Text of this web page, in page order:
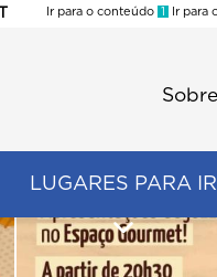
Ir para o conteúdo 1 Ir para
LUGARES PARA IR